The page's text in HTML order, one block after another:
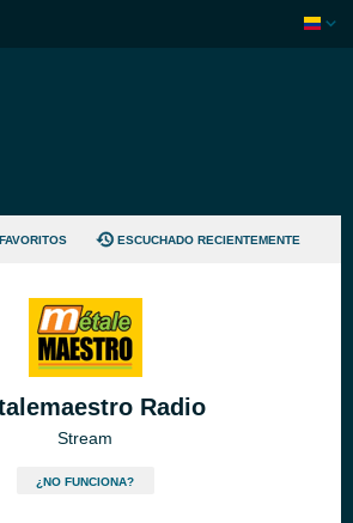
FAVORITOS ESCUCHADO RECIENTEMENTE
Radio
Stream
¿NO FUNCIONA?